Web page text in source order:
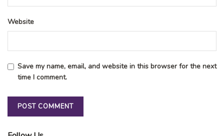
Website
Save my name, email, and website in this browser for the next
time I comment.